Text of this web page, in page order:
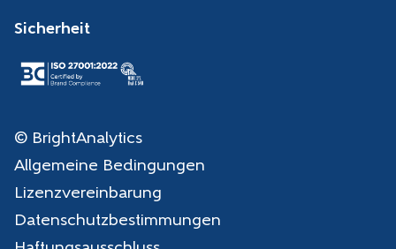
Sicherheit
© BrightAnalytics
Allgemeine Bedingungen
Lizenzvereinbarung
Datenschutzbestimmungen